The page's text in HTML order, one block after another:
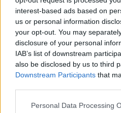
interest-based ads based on
us or personal information
your opt-out. You may
disclosure of your personal
IAB’s list of downstream
also be disclosed by us to third
Downstream Participants that
Please note that this website/
Personal Data Processing